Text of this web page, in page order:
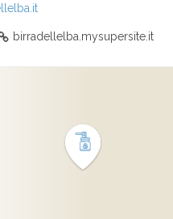
birradellelba.mysupersite.it